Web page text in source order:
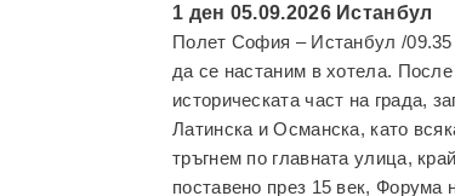
1 ден 05.09.2026 Истанбул
Полет София – Истанбул /09.35
да се настаним в хотела.
историческата част на града,
Латинска и Османска, като
тръгнем по главната улица,
поставено през 15 век, Форума